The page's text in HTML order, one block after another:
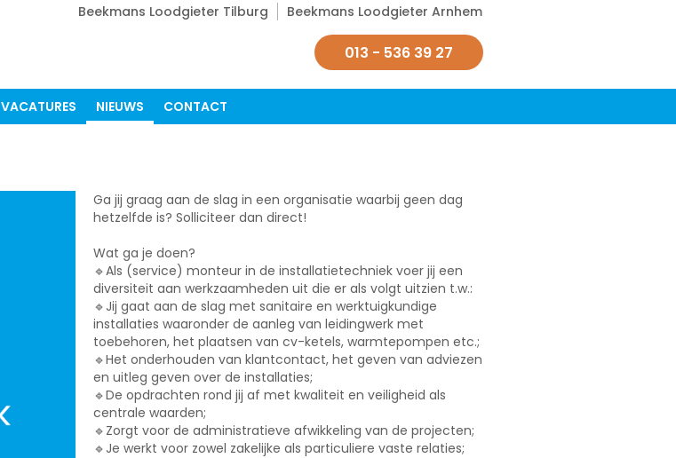
Beekmans Loodgieter Tilburg Beekmans Loodgieter Arnhem
013 - 536 39 27
VACATURES NIEUWS CONTACT
Ga jij graag aan de slag in een organisatie waarbij geen dag
hetzelfde is? Solliciteer dan direct!
Wat ga je doen?
🔹Als (service) monteur in de installatietechniek voer jij een
diversiteit aan werkzaamheden uit die er als volgt uitzien t.w.:
🔹Jij gaat aan de slag met sanitaire en werktuigkundige
installaties waaronder de aanleg van leidingwerk met
toebehoren, het plaatsen van cv-ketels, warmtepompen etc.;
🔹Het onderhouden van klantcontact, het geven van adviezen
en uitleg geven over de installaties;
🔹De opdrachten rond jij af met kwaliteit en veiligheid als
centrale waarden;
🔹Zorgt voor de administratieve afwikkeling van de projecten;
🔹Je werkt voor zowel zakelijke als particuliere vaste relaties;